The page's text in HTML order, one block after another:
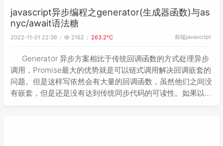
javascript异步编程之generator(生成器函数)与as
nyc/await语法糖
2022-11-01 22:36 2162 263.2℃ 前端javascript
Generator 异步方案相比于传统回调函数的方式处理异步
调用，Promise最大的优势就是可以链式调用解决回调嵌套的
问题。但是这样写依然会有大量的回调函数，虽然他们之间没
有嵌套，但是还是没有达到传统同步代码的可读性。如果以下